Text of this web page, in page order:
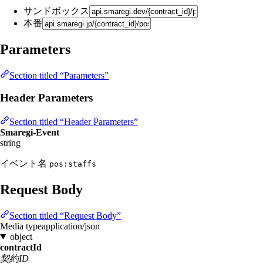
サンドボックス
本番
Parameters
Section titled “Parameters”
Header Parameters
Section titled “Header Parameters”
Smaregi-Event
string
イベント名 pos:staffs
Request Body
Section titled “Request Body”
Media typeapplication/json
object
contractId
契約ID